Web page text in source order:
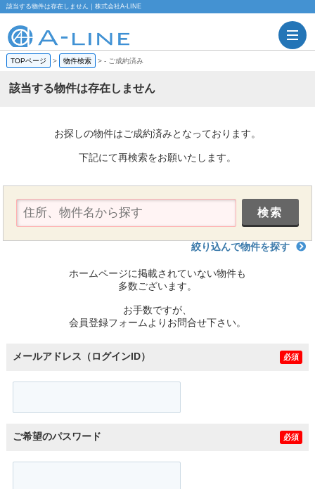
該当する物件は存在しません｜株式会社A-LINE
TOPページ > 物件検索 >- ご成約済み
該当する物件は存在しません
お探しの物件はご成約済みとなっております。
下記にて再検索をお願いたします。
絞り込んで物件を探す
ホームページに掲載されていない物件も
多数ございます。
お手数ですが、
会員登録フォームよりお問合せ下さい。
メールアドレス（ログインID） 必須
ご希望のパスワード 必須